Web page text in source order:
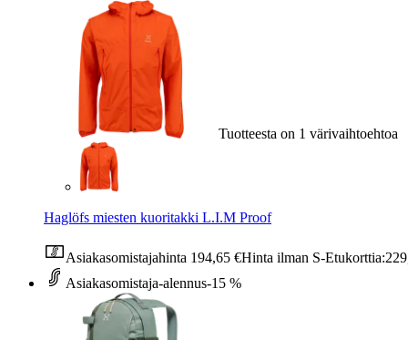
Tuotteesta on 1 värivaihtoehtoa
Haglöfs miesten kuoritakki L.I.M Proof
Asiakasomistajahinta 194,65 €Hinta ilman S-Etukorttia:
Asiakasomistaja-alennus-15 %